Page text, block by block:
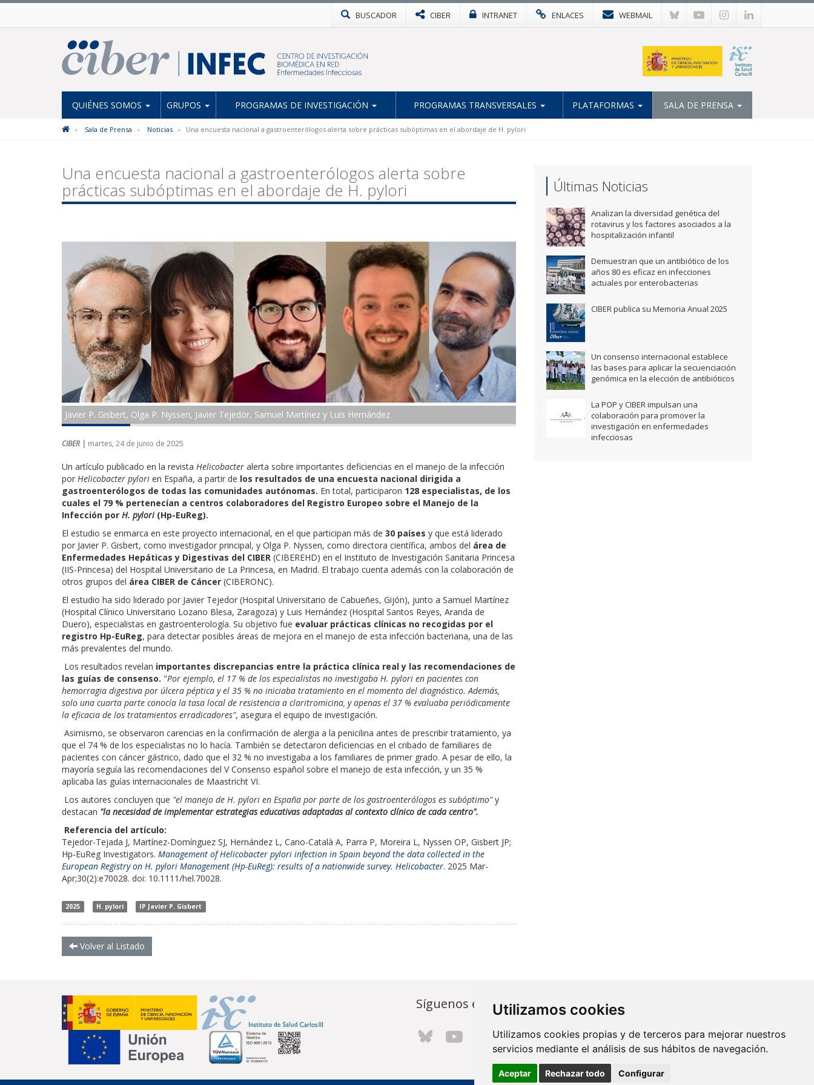
Utilizamos cookies
Utilizamos cookies propias y de terceros para mejorar nuestros
servicios mediante el análisis de sus hábitos de navegación.
Aceptar Rechazar todo Configurar
BUSCADOR CIBER INTRANET ENLACES WEBMAIL
QUIÉNES SOMOS GRUPOS PROGRAMAS DE INVESTIGACIÓN PROGRAMAS TRANSVERSALES PLATAFORMAS SALA DE PRENSA
Sala de Prensa Noticias Una encuesta nacional a gastroenterólogos alerta sobre prácticas subóptimas en el abordaje de H. pylori
Una encuesta nacional a gastroenterólogos alerta sobre
prácticas subóptimas en el abordaje de H. pylori
Javier P. Gisbert, Olga P. Nyssen, Javier Tejedor, Samuel Martínez y Luis Hernández
CIBER | martes, 24 de junio de 2025
Un artículo publicado en la revista Helicobacter alerta sobre importantes deficiencias en el manejo de la infección
por Helicobacter pylori en España, a partir de los resultados de una encuesta nacional dirigida a
gastroenterólogos de todas las comunidades autónomas. En total, participaron 128 especialistas, de los
cuales el 79 % pertenecían a centros colaboradores del Registro Europeo sobre el Manejo de la
Infección por H. pylori(Hp-EuReg).
El estudio se enmarca en este proyecto internacional, en el que participan más de 30 países y que está liderado
por Javier P. Gisbert, como investigador principal, y Olga P. Nyssen, como directora científica, ambos del área de
Enfermedades Hepáticas y Digestivas del CIBER (CIBEREHD) en el Instituto de Investigación Sanitaria Princesa
(IIS-Princesa) del Hospital Universitario de La Princesa, en Madrid. El trabajo cuenta además con la colaboración de
otros grupos del área CIBER de Cáncer (CIBERONC).
El estudio ha sido liderado por Javier Tejedor (Hospital Universitario de Cabueñes, Gijón), junto a Samuel Martínez
(Hospital Clínico Universitario Lozano Blesa, Zaragoza) y Luis Hernández (Hospital Santos Reyes, Aranda de
Duero), especialistas en gastroenterología. Su objetivo fue evaluar prácticas clínicas no recogidas por el
registro Hp-EuReg, para detectar posibles áreas de mejora en el manejo de esta infección bacteriana, una de las
más prevalentes del mundo.
Los resultados revelan importantes discrepancias entre la práctica clínica real y las recomendaciones de
las guías de consenso. "Por ejemplo, el 17 % de los especialistas no investigaba H. pylori en pacientes con
hemorragia digestiva por úlcera péptica y el 35 % no iniciaba tratamiento en el momento del diagnóstico. Además,
solo una cuarta parte conocía la tasa local de resistencia a claritromicina, y apenas el 37 % evaluaba periódicamente
la eficacia de los tratamientos erradicadores", asegura el equipo de investigación.
Asimismo, se observaron carencias en la confirmación de alergia a la penicilina antes de prescribir tratamiento, ya
que el 74 % de los especialistas no lo hacía. También se detectaron deficiencias en el cribado de familiares de
pacientes con cáncer gástrico, dado que el 32 % no investigaba a los familiares de primer grado. A pesar de ello, la
mayoría seguía las recomendaciones del V Consenso español sobre el manejo de esta infección, y un 35 %
aplicaba las guías internacionales de Maastricht VI.
Los autores concluyen que "el manejo de H. pylori en España por parte de los gastroenterólogos es subóptimo"y
destacan "la necesidad de implementar estrategias educativas adaptadas al contexto clínico de cada centro".
Referencia del artículo:
Tejedor-Tejada J, Martínez-Domínguez SJ, Hernández L, Cano-Català A, Parra P, Moreira L, Nyssen OP, Gisbert JP;
Hp‐EuReg Investigators. Management of Helicobacter pylori infection in Spain beyond the data collected in the
European Registry on H. pylori Management (Hp-EuReg): results of a nationwide survey. Helicobacter. 2025 Mar-
Apr;30(2):e70028. doi: 10.1111/hel.70028.
2025 H. pylori IP Javier P. Gisbert
Volver al Listado
Últimas Noticias
Analizan la diversidad genética del
rotavirus y los factores asociados a la
hospitalización infantil
Demuestran que un antibiótico de los
años 80 es eficaz en infecciones
actuales por enterobacterias
CIBER publica su Memoria Anual 2025
Un consenso internacional establece
las bases para aplicar la secuenciación
genómica en la elección de antibióticos
La POP y CIBER impulsan una
colaboración para promover la
investigación en enfermedades
infecciosas
Síguenos en... Contacto
Av. Monforte de Lemos, 3-5. Pabellón
11. Planta 0 28029 Madrid
info@ciberisciii.es